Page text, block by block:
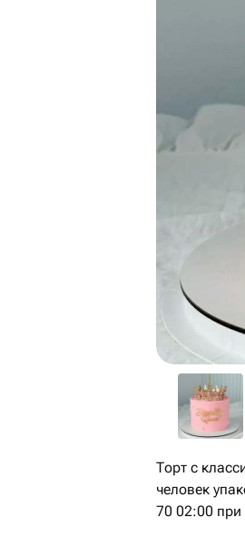
Торт с
человек
70 02:00 при